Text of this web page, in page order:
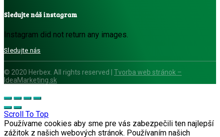
Sledujte náš instagram
Instagram did not return any images.
Sledujte nás
© 2020 Herbex. All rights reserved | Tvorba web stránok –
IdeaMarketing.sk
Scroll To Top
Používame cookies aby sme pre vás zabezpečili ten najlepší
zážitok z našich webových stránok. Používaním našich